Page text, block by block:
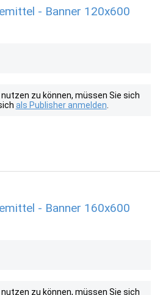
- Banner 120x600
zu können, müssen Sie sich
als Publisher anmelden
- Banner 160x600
zu können, müssen Sie sich